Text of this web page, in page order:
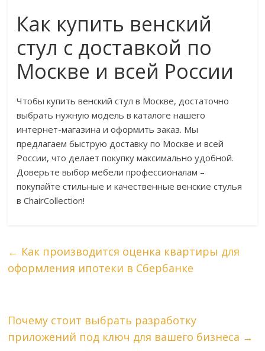
Как купить венский
стул с доставкой по
Москве и всей России
Чтобы купить венский стул в Москве, достаточно
выбрать нужную модель в каталоге нашего
интернет-магазина и оформить заказ. Мы
предлагаем быструю доставку по Москве и всей
России, что делает покупку максимально удобной.
Доверьте выбор мебели профессионалам –
покупайте стильные и качественные венские стулья
в ChairCollection!
← Как производится оценка квартиры для
оформления ипотеки в Сбербанке
Почему стоит выбрать разработку
приложений под ключ для вашего бизнеса →